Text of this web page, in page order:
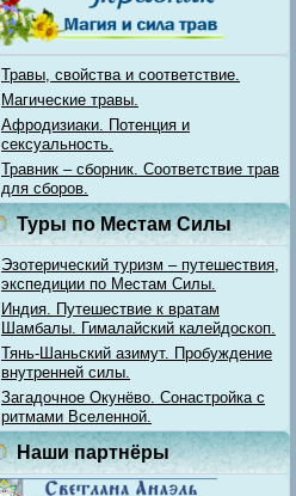
Травы, свойства и соответствие.
Магические травы.
Афродизиаки. Потенция и
сексуальность.
Травник – сборник. Соответствие трав
для сборов.
Туры по Местам Силы
Эзотерический туризм – путешествия,
экспедиции по Местам Силы.
Индия. Путешествие к вратам
Шамбалы. Гималайский калейдоскоп.
Тянь-Шаньский азимут. Пробуждение
внутренней силы.
Загадочное Окунёво. Сонастройка с
ритмами Вселенной.
Наши партнёры